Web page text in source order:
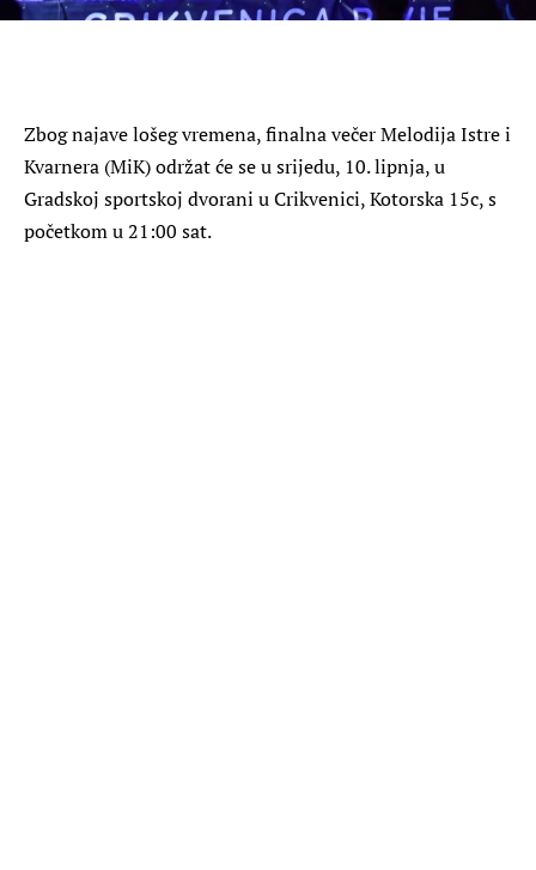
Zbog najave lošeg vremena, finalna večer Melodija Istre i
Kvarnera (MiK) održat će se u srijedu, 10. lipnja, u
Gradskoj sportskoj dvorani u Crikvenici, Kotorska 15c, s
početkom u 21:00 sat.